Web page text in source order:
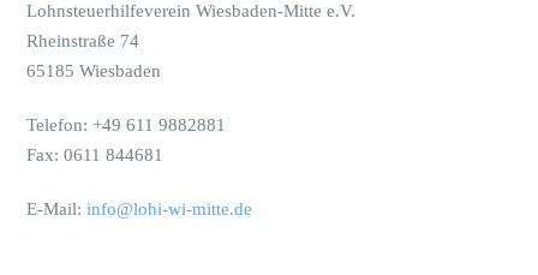
Lohnsteuerhilfeverein Wiesbaden-Mitte e.V.
Rheinstraße 74
65185 Wiesbaden
Telefon: +49 611 9882881
Fax: 0611 844681
E-Mail: info@lohi-wi-mitte.de